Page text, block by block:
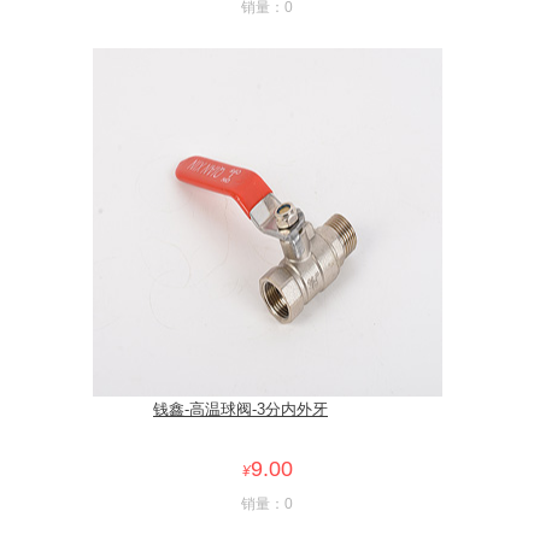
销量：0
钱鑫-高温球阀-3分内外牙
¥9.00
销量：0